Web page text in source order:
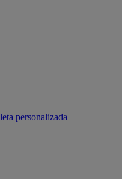
personalizada